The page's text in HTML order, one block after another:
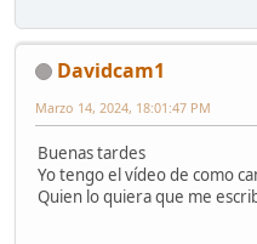
Davidcam1
Marzo 14, 2024, 18:01:47 PM
Buenas tardes
Yo tengo el vídeo de como
Quien lo quiera que me